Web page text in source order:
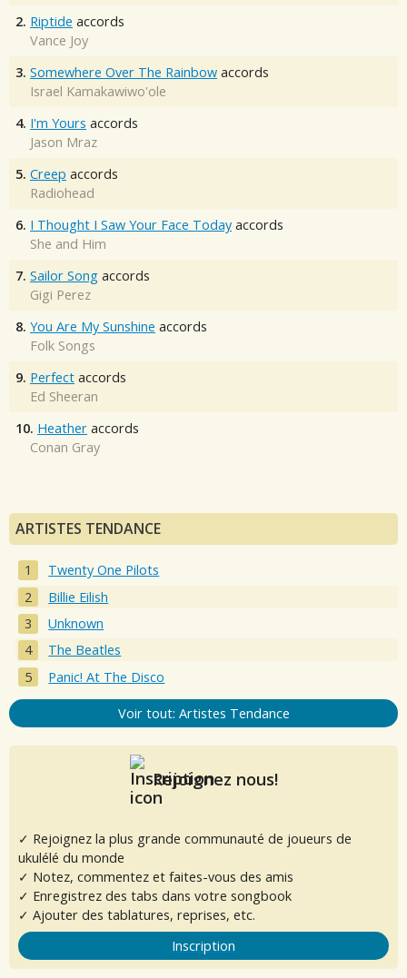
2. Riptide accords
Vance Joy
3. Somewhere Over The Rainbow accords
Israel Kamakawiwo'ole
4. I'm Yours accords
Jason Mraz
5. Creep accords
Radiohead
6. I Thought I Saw Your Face Today accords
She and Him
7. Sailor Song accords
Gigi Perez
8. You Are My Sunshine accords
Folk Songs
9. Perfect accords
Ed Sheeran
10. Heather accords
Conan Gray
ARTISTES TENDANCE
Twenty One Pilots
Billie Eilish
Unknown
The Beatles
Panic! At The Disco
Voir tout: Artistes Tendance
Rejoignez nous!
✓ Rejoignez la plus grande communauté de joueurs de
ukulélé du monde
✓ Notez, commentez et faites-vous des amis
✓ Enregistrez des tabs dans votre songbook
✓ Ajouter des tablatures, reprises, etc.
Inscription